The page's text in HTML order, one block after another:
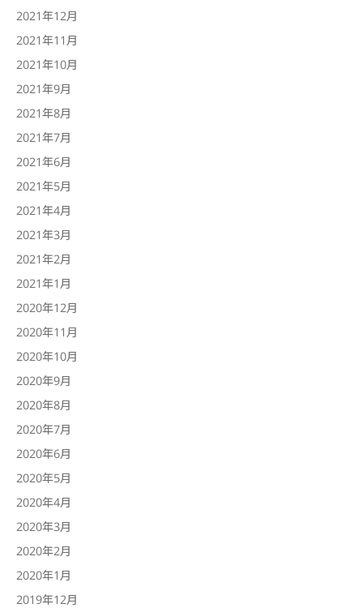
2021年12月
2021年11月
2021年10月
2021年9月
2021年8月
2021年7月
2021年6月
2021年5月
2021年4月
2021年3月
2021年2月
2021年1月
2020年12月
2020年11月
2020年10月
2020年9月
2020年8月
2020年7月
2020年6月
2020年5月
2020年4月
2020年3月
2020年2月
2020年1月
2019年12月